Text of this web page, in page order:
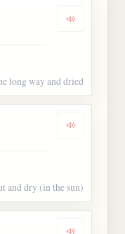
Dengarkan
long way and dried
Dengarkan
and dry (in the sun)